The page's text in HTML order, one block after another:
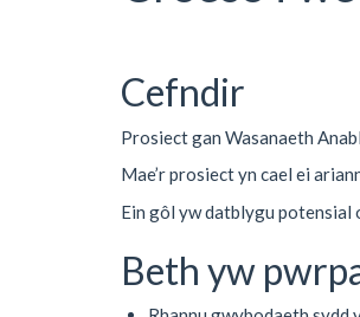
Cefndir
Prosiect gan Wasanaeth
Mae’r prosiect yn cael ei
Ein gôl yw datblygu potensial
Beth yw